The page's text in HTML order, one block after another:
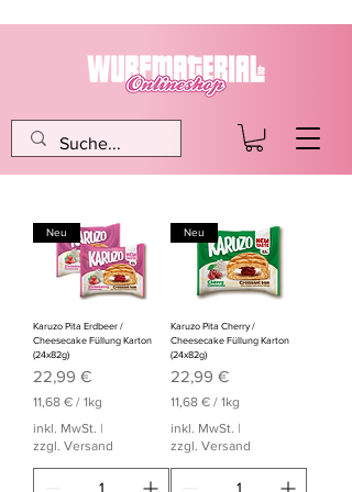
Neu
Karuzo Pita Erdbeer /
Cheesecake Füllung Karton
(24x82g)
Preis
22,99 €
11,68 € / 1kg
1
,
6
inkl. MwSt. |
zzgl. Versand
Neu
Karuzo Pita Cherry /
Cheesecake Füllung Karton
(24x82g)
Preis
22,99 €
11,68 € / 1kg
1
,
6
inkl. MwSt. |
zzgl. Versand